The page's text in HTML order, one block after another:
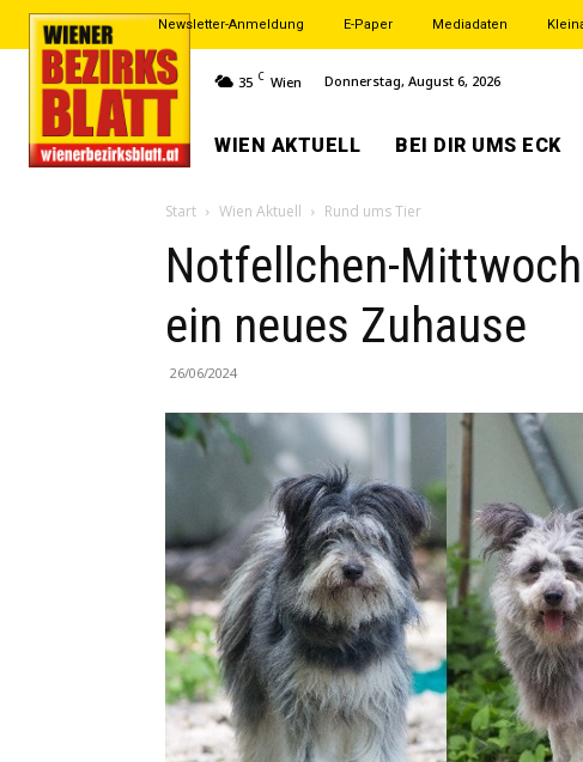
Newsletter-Anmeldung E-Paper Mediadaten
35 C Wien Donnerstag, August 6, 2026
WIEN AKTUELL BEI DIR UMS ECK
Start Wien Aktuell Rund ums Tier
Notfellchen-
ein neues Zuhause
26/06/2024